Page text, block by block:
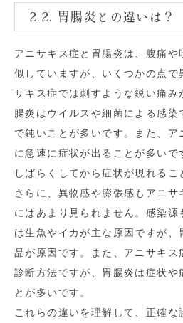
2.2. 胃腸炎との違いは？
アニサキス症と胃腸炎は、腹痛
似していますが、いくつかの点で
サキス症では刺すような鋭い痛み
腸炎はウイルスや細菌による感染
で鈍いことが多いです。また、ア
に急速に症状が出ることが多いで
しばらくしてから症状が現れるこ
さらに、異物感や膨張感もアニサ
にはあまり見られません。感染源
は生魚やイカが主な原因ですが、
品が原因です。また、アニサキス
診断方法ですが、胃腸炎は症状や
とが多いです。
これらの違いを理解して、正確な